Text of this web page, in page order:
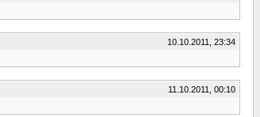
10.10.2011, 23:34
11.10.2011, 00:10